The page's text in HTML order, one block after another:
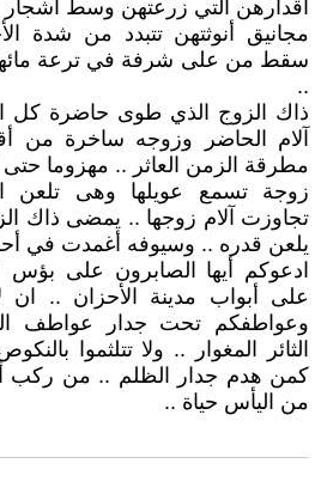
أقدارهن التي زرعتهن وسط أشجار
مجانيق أنوثتهن تتبدد من شدة
سقط من على شرفة في ترعة مائها
..
ذاك الزوج الذي طوى حاضرة كل
آلام الحاضر وزوجه ساخرة من
مطرقة الزمن العاثر .. مهزوما حتى
زوجة تسمع عويلها وهى تلعن
تجاوزت آلام زوجها .. يمضى ذاك
يلعن قدره .. وسيوفه أغمدت في
ادعوكم أيها الصابرون على بؤس
على أبواب مدينة الأحزان .. ان
وعواطفكم تحت جدار عواطف
الثائر المغوار .. ولا تتلثموا
كمن هدم جدار الظلم .. من ركب
من اليأس حياة ..